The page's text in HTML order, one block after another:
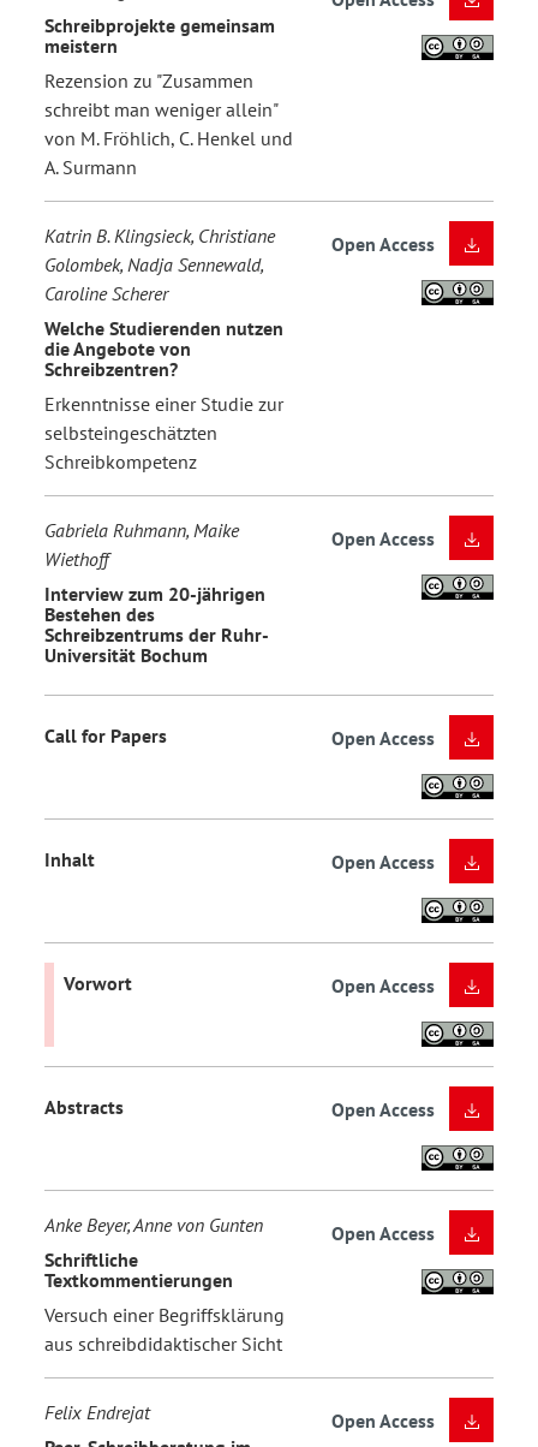
Schreibprojekte gemeinsam
meistern
Rezension zu "Zusammen
schreibt man weniger allein"
von M. Fröhlich, C. Henkel und
A. Surmann
Katrin B. Klingsieck, Christiane
Golombek, Nadja Sennewald,
Caroline Scherer
Welche Studierenden nutzen
die Angebote von
Schreibzentren?
Erkenntnisse einer Studie zur
selbsteingeschätzten
Schreibkompetenz
Open Access
Gabriela Ruhmann, Maike
Wiethoff
Interview zum 20-jährigen
Bestehen des
Schreibzentrums der Ruhr-
Universität Bochum
Open Access
Call for Papers Open Access
Inhalt Open Access
Vorwort Open Access
Abstracts Open Access
Anke Beyer, Anne von Gunten
Schriftliche
Textkommentierungen
Versuch einer Begriffsklärung
aus schreibdidaktischer Sicht
Open Access
Felix Endrejat
Open Access